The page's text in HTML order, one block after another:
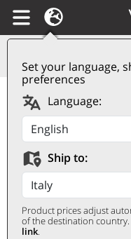
Set your language,
preferences
Language:
Ship to:
Product prices adjust
of the destination
link.
Collio DOC
Bianco
CORMÒNS
0,75 ℓ